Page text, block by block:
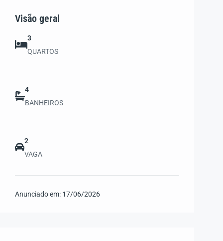
Visão geral
3
QUARTOS
4
BANHEIROS
2
VAGA
Anunciado em: 17/06/2026